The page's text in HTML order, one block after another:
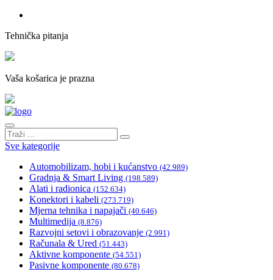
Tehnička pitanja
Vaša košarica je prazna
Sve kategorije
Automobilizam, hobi i kućanstvo (42.989)
Gradnja & Smart Living (198.589)
Alati i radionica (152.634)
Konektori i kabeli (273.719)
Mjerna tehnika i napajači (40.646)
Multimedija (8.876)
Razvojni setovi i obrazovanje (2.991)
Računala & Ured (51.443)
Aktivne komponente (54.551)
Pasivne komponente (80.678)